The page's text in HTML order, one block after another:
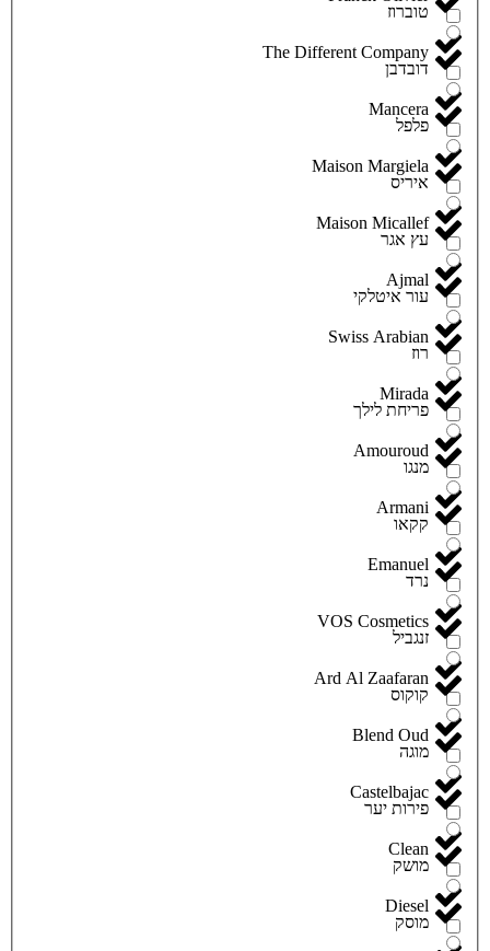
The Different Company
Mancera
Maison Margiela
Maison Micallef
Ajmal
Swiss Arabian
Mirada
Amouroud
Armani
Emanuel
VOS Cosmetics
Ard Al Zaafaran
Blend Oud
Castelbajac
Clean
Diesel
טוברוז
דובדבן
פלפל
איריס
עץ אגר
עור איטלקי
רוז
פריחת לילך
מנגו
קקאו
נרד
זנגביל
קוקוס
מוגה
פירות יער
מושק
מוסק